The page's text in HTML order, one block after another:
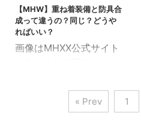
なったので修正しまし
た。だいぶ改善されてき
た！ スポンサーリンク
モンハンワールドの重ね
すが、重ね着システムに
は以下の特徴が。 簡潔に
【MHW】重ね着装備と防具合
成って違うの？同じ？どうや
ればいい？
画像はMHXX公式サイト
好きハンターさんにはと
ても重要な問題ですね。
« Prev 1